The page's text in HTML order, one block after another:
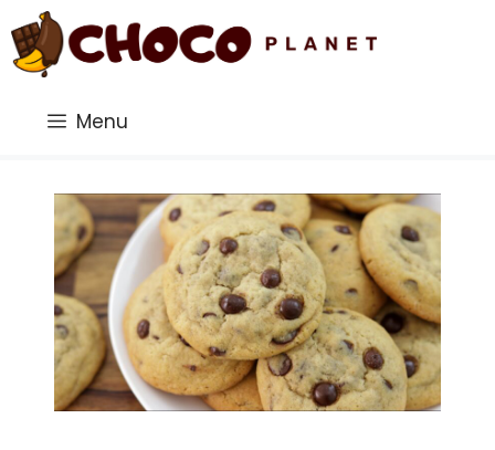
Saltar
al
contenido
Menu